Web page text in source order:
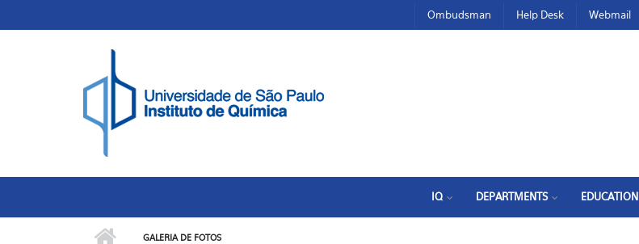
Ombudsman Help Desk Webmail
IQ DEPARTMENTS EDUCATION
GALERIA DE FOTOS